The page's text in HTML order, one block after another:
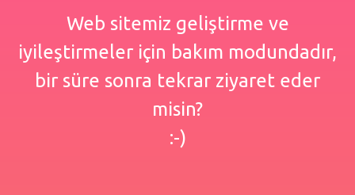
Web sitemiz geliştirme ve
iyileştirmeler için bakım modundadır,
bir süre sonra tekrar ziyaret eder
misin?
:-)